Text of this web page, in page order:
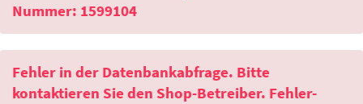
Nummer: 1599104
Fehler in der Datenbankabfrage. Bitte
kontaktieren Sie den Shop-Betreiber. Fehler-